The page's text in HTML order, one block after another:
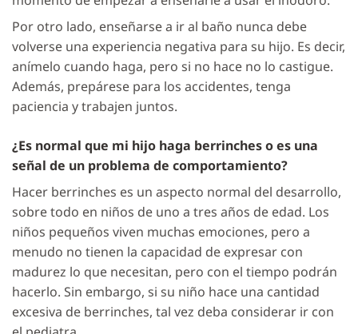
Por otro lado, enseñarse a ir al baño nunca debe
volverse una experiencia negativa para su hijo. Es decir,
anímelo cuando haga, pero si no hace no lo castigue.
Además, prepárese para los accidentes, tenga
paciencia y trabajen juntos.
¿Es normal que mi hijo haga berrinches o es una
señal de un problema de comportamiento?
Hacer berrinches es un aspecto normal del desarrollo,
sobre todo en niños de uno a tres años de edad. Los
niños pequeños viven muchas emociones, pero a
menudo no tienen la capacidad de expresar con
madurez lo que necesitan, pero con el tiempo podrán
hacerlo. Sin embargo, si su niño hace una cantidad
excesiva de berrinches, tal vez deba considerar ir con